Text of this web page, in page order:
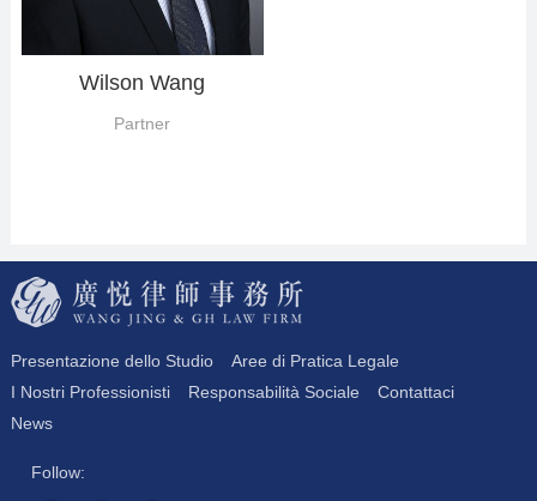
Wilson Wang
Partner
Presentazione dello Studio
Aree di Pratica Legale
I Nostri Professionisti
Responsabilità Sociale
Contattaci
News
Follow: